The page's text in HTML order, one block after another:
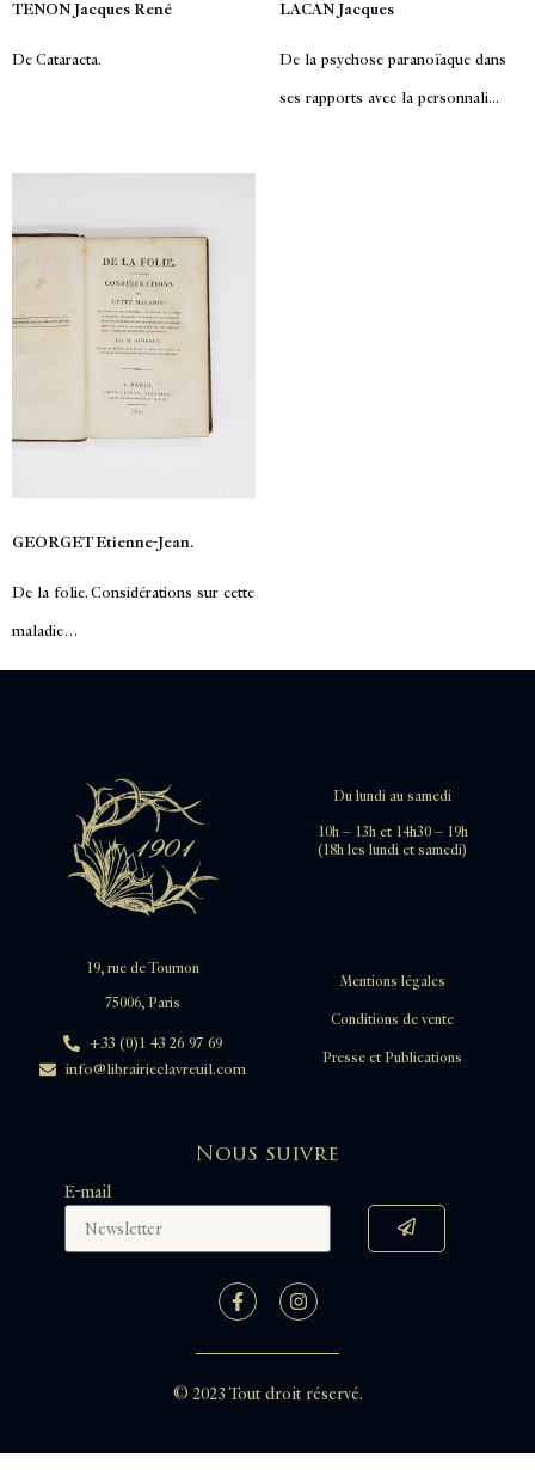
TENON Jacques René
De Cataracta.
LACAN Jacques
De la psychose paranoïaque dans
ses rapports avec la personnali...
GEORGET Etienne-Jean.
De la folie. Considérations sur cette
maladie…
Du lundi au samedi
10h – 13h et 14h30 – 19h
(18h les lundi et samedi)
19, rue de Tournon
75006, Paris
+33 (0)1 43 26 97 69
info@librairieclavreuil.com
Mentions légales
Conditions de vente
Presse et Publications
Nous suivre
E-mail
© 2023 Tout droit réservé.